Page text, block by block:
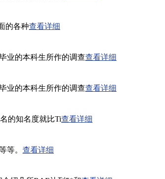
的各种查看详细
业的本科生所作的调查查看详细
业的本科生所作的调查查看详细
的知名度就比Ti查看详细
等。 查看详细